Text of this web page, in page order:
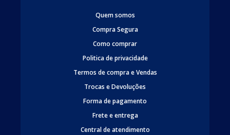
Quem somos
Compra Segura
Como comprar
Politica de privacidade
Termos de compra e Vendas
Trocas e Devoluções
Forma de pagamento
Frete e entrega
Central de atendimento